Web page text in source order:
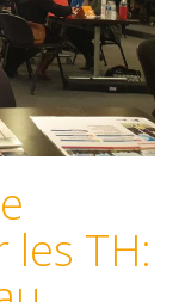
les TH: